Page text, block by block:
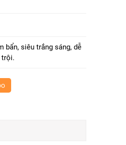
bẩn, siêu trắng sáng, dễ
trội.